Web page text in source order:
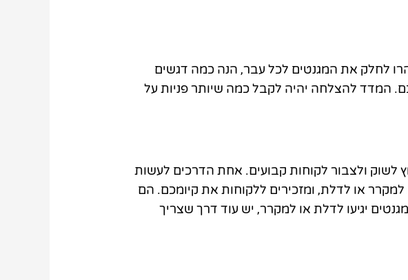
לחלק את המגנטים לכל עבר, הנה כמה דגשים
המדד להצלחה יהיה לקבל כמה שיותר פניות על
לשוק ולצבור לקוחות קבועים. אחת הדרכים לעשות
או לדלת, ומזכירים ללקוחות את קיומכם. הם
יגיעו לדלת או למקרר, יש עוד דרך שצריך